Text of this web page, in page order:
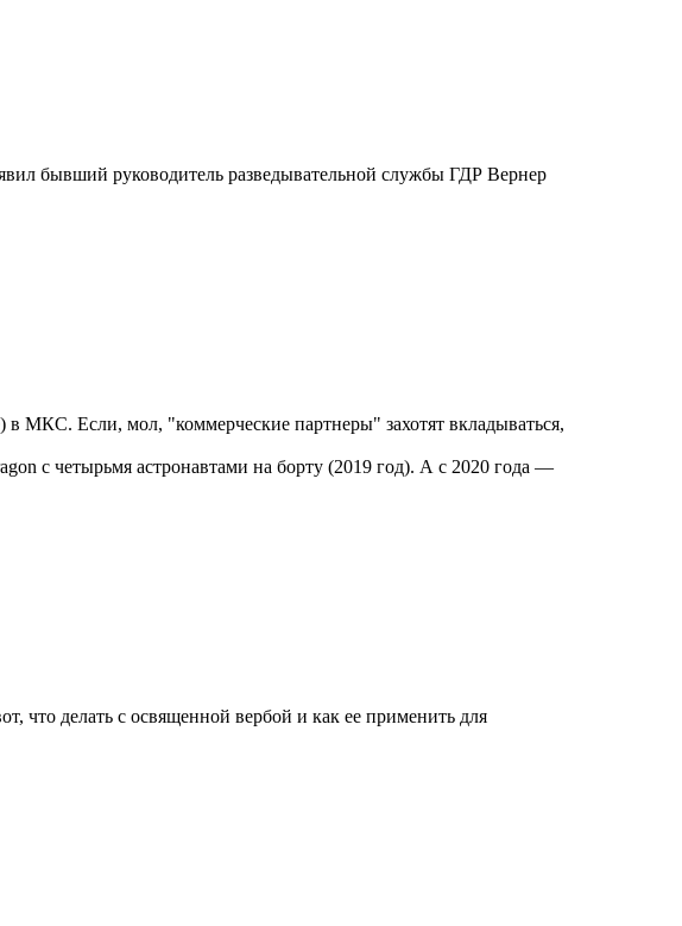
бывший руководитель разведывательной службы ГДР Вернер
МКС. Если, мол, "коммерческие партнеры" захотят вкладываться,
с четырьмя астронавтами на борту (2019 год). А с 2020 года —
что делать с освященной вербой и как ее применить для